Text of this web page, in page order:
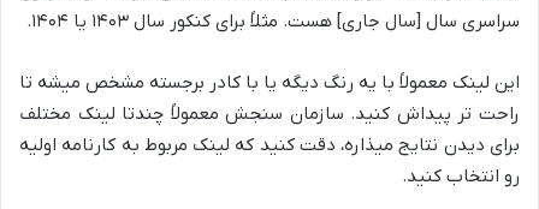
سراسری سال [سال جاری] هست. مثلاً برای کنکور سال ۱۴۰۳ یا ۱۴۰۴.
این لینک معمولاً با یه رنگ دیگه یا با کادر برجسته مشخص میشه تا
راحت تر پیداش کنید. سازمان سنجش معمولاً چندتا لینک مختلف
برای دیدن نتایج میذاره، دقت کنید که لینک مربوط به کارنامه اولیه
رو انتخاب کنید.